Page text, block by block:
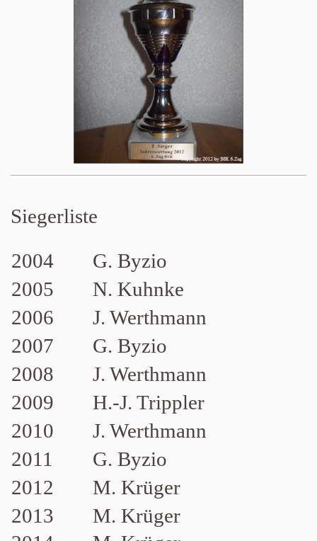
Siegerliste
2004
G. Byzio
2005
N. Kuhnke
2006
J. Werthmann
2007
G. Byzio
2008
J. Werthmann
2009
H.-J. Trippler
2010
J. Werthmann
2011
G. Byzio
2012
M. Krüger
2013
M. Krüger